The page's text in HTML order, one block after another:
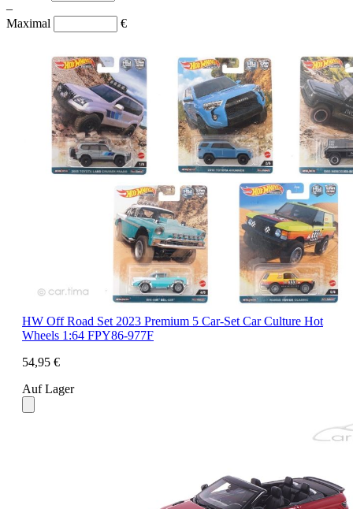
–
Maximal
€
HW Off Road Set 2023 Premium 5 Car-Set Car Culture Hot
Wheels 1:64 FPY86-977F
54,95 €
Auf Lager